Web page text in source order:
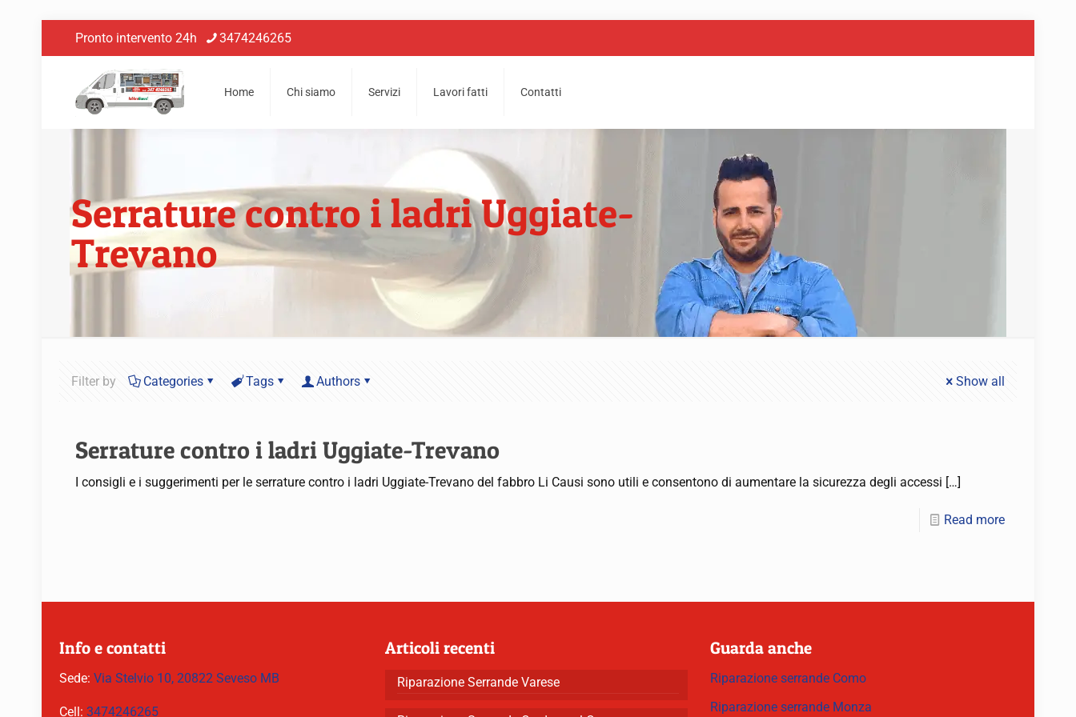
Pronto intervento 24h 3474246265
Home Chi siamo Servizi Lavori fatti Contatti
Serrature contro i ladri Uggiate-
Trevano
Filter by Categories Tags Authors Show all
Serrature contro i ladri Uggiate-Trevano
I consigli e i suggerimenti per le serrature contro i ladri Uggiate-Trevano del fabbro Li Causi sono utili e consentono di aumentare la sicurezza degli accessi […]
Read more
Info e contatti
Sede: Via Stelvio 10, 20822 Seveso MB
Cell: 3474246265
Articoli recenti
Riparazione Serrande Varese
Guarda anche
Riparazione serrande Como
Riparazione serrande Monza